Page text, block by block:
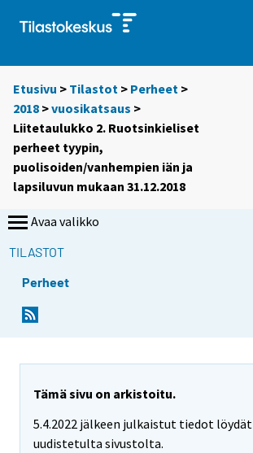
Etusivu > Tilastot > Perheet >
2018 >vuosikatsaus >
Liitetaulukko 2. Ruotsinkieliset
perheet tyypin,
puolisoiden/vanhempien iän ja
lapsiluvun mukaan 31.12.2018
Avaa valikko
TILASTOT
Perheet
Tämä sivu on arkistoitu.
5.4.2022 jälkeen julkaistut tiedot löydät
uudistetulta sivustolta.